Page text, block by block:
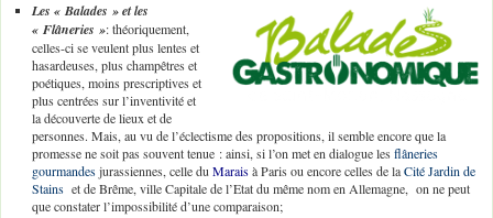
Les « Balades » et les
« Flâneries »: théoriquement,
celles-ci se veulent plus lentes et
hasardeuses, plus champêtres et
poétiques, moins prescriptives et
plus centrées sur l’inventivité et
la découverte de lieux et de
personnes. Mais, au vu de l’éclectisme des propositions, il semble encore que la
promesse ne soit pas souvent tenue : ainsi, si l’on met en dialogue les flâneries
gourmandesjurassiennes, celle du Maraisà Paris ou encore celles de laCité Jardin de
Stains et de Brême, ville Capitale de l’Etat du même nom en Allemagne, on ne peut
que constater l’impossibilité d’une comparaison;